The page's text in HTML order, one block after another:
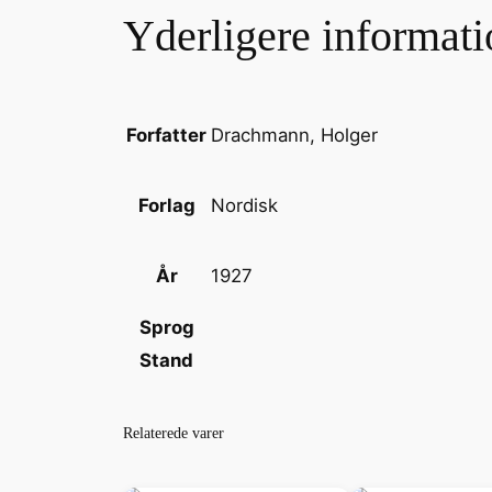
Yderligere
Forfatter Drachmann, Holger
Forlag Nordisk
År 1927
Sprog
Stand
Relaterede varer